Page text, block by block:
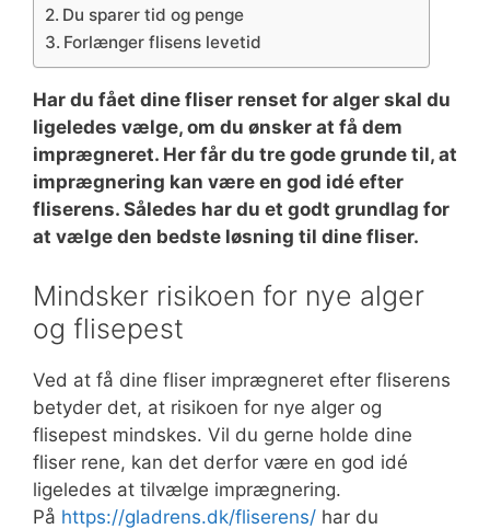
Du sparer tid og penge
Forlænger flisens levetid
Har du fået dine fliser renset for alger skal du
ligeledes vælge, om du ønsker at få dem
imprægneret. Her får du tre gode grunde til, at
imprægnering kan være en god idé efter
fliserens. Således har du et godt grundlag for
at vælge den bedste løsning til dine fliser.
Mindsker risikoen for nye alger
og flisepest
Ved at få dine fliser imprægneret efter fliserens
betyder det, at risikoen for nye alger og
flisepest mindskes. Vil du gerne holde dine
fliser rene, kan det derfor være en god idé
ligeledes at tilvælge imprægnering.
På https://gladrens.dk/fliserens/ har du